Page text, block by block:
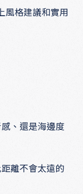
風格建議和實用
、還是海邊度
離不會太遠的